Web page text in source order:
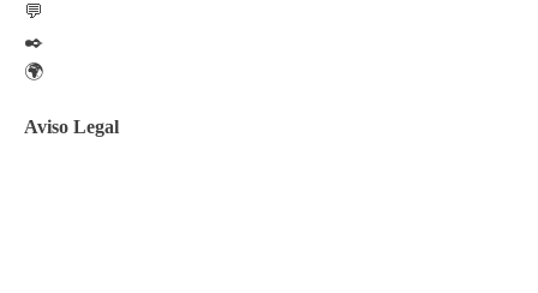
💬
✒️
🌍
Aviso Legal